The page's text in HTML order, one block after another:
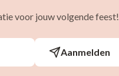
voor jouw volgende feest!
Aanmelden